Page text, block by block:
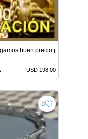
buen precio por gramo
USD 198.00
8